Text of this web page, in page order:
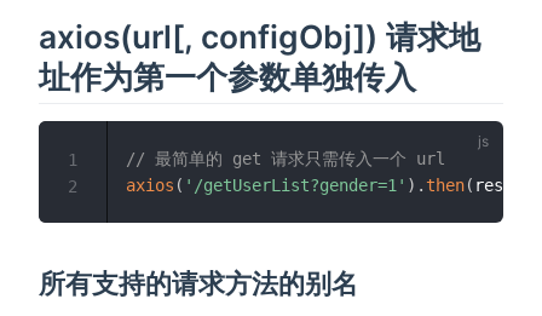
axios(url[, configObj]) 请求地
址作为第一个参数单独传入
// 最简单的 get 请求只需传入一个 url
axios ( '/getUserList?gender=1' ) . then( res
1
2
所有支持的请求方法的别名